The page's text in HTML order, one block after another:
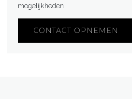
mogelijkheden
CONTACT OPNEMEN